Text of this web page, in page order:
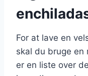
For at lave en
skal du bruge
er en liste over